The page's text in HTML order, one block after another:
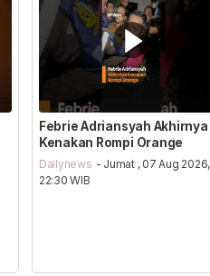
Febrie Adriansyah Akhirnya
Kenakan Rompi Orange
Dailynews - Jumat , 07 Aug 2026,
22:30 WIB